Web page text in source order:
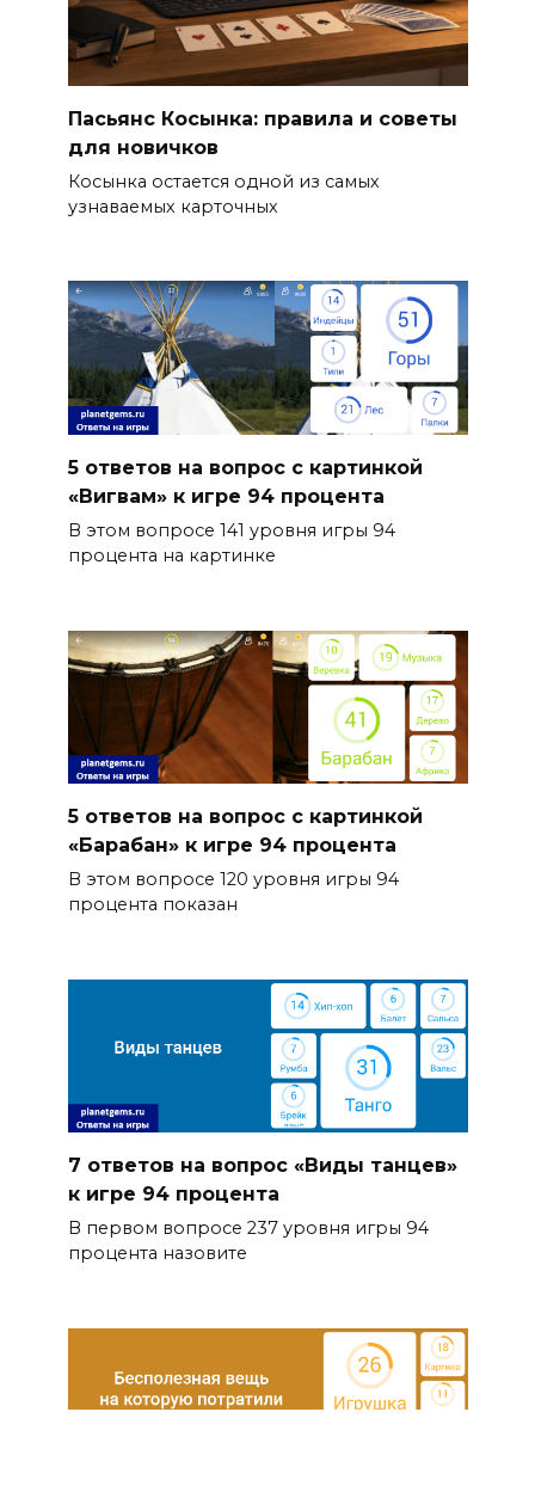
Пасьянс Косынка: правила и советы
для новичков
Косынка остается одной из самых
узнаваемых карточных
5 ответов на вопрос с картинкой
«Вигвам» к игре 94 процента
В этом вопросе 141 уровня игры 94
процента на картинке
5 ответов на вопрос с картинкой
«Барабан» к игре 94 процента
В этом вопросе 120 уровня игры 94
процента показан
7 ответов на вопрос «Виды танцев»
к игре 94 процента
В первом вопросе 237 уровня игры 94
процента назовите